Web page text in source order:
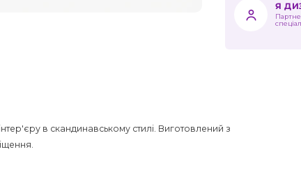
Я
в скандинавському стилі. Виготовлений з